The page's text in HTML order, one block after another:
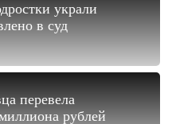
украли
в суд
перевела
рублей